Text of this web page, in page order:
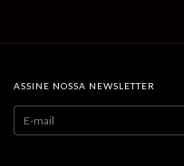
ASSINE NOSSA NEWSLETTER